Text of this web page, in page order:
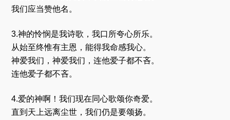
我们应当赞他名。
3.神的怜悯是我诗歌，我口所夸心所乐。
从始至终惟有主恩，能得我命感我心。
神爱我们，神爱我们，连他爱子都不吝。
连他爱子都不吝。
4.爱的神啊！我们现在同心歌颂你奇爱。
直到天上远离尘世，我们仍是要颂扬。